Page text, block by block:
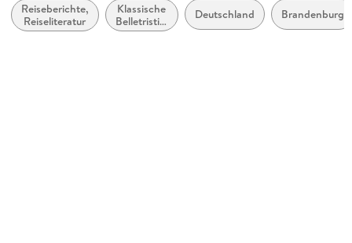
Herausgegeben von
Gotthard Erler
Reiseberichte,
Reiseliteratur
Klassische
Belletristik:
allgemein
Deutschland Brandenburg